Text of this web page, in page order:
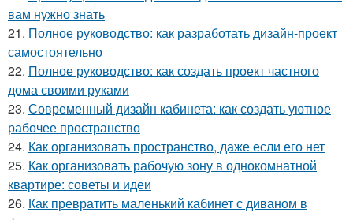
вам нужно знать
21. Полное руководство: как разработать дизайн-проект
самостоятельно
22. Полное руководство: как создать проект частного
дома своими руками
23. Современный дизайн кабинета: как создать уютное
рабочее пространство
24. Как организовать пространство, даже если его нет
25. Как организовать рабочую зону в однокомнатной
квартире: советы и идеи
26. Как превратить маленький кабинет с диваном в